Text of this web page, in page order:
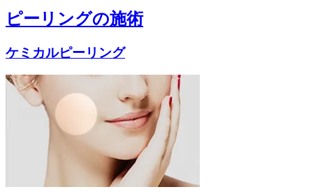
ピーリングの施術
ケミカルピーリング